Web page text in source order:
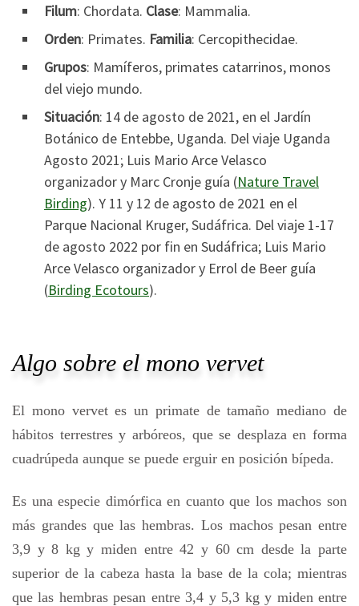
Filum: Chordata. Clase: Mammalia.
Orden: Primates. Familia: Cercopithecidae.
Grupos: Mamíferos, primates catarrinos, monos
del viejo mundo.
Situación: 14 de agosto de 2021, en el Jardín
Botánico de Entebbe, Uganda. Del viaje Uganda
Agosto 2021; Luis Mario Arce Velasco
organizador y Marc Cronje guía (Nature Travel
Birding). Y 11 y 12 de agosto de 2021 en el
Parque Nacional Kruger, Sudáfrica. Del viaje 1-17
de agosto 2022 por fin en Sudáfrica; Luis Mario
Arce Velasco organizador y Errol de Beer guía
(Birding Ecotours).
Algo sobre el mono vervet
El mono vervet es un primate de tamaño mediano de
hábitos terrestres y arbóreos, que se desplaza en forma
cuadrúpeda aunque se puede erguir en posición bípeda.
Es una especie dimórfica en cuanto que los machos son
más grandes que las hembras. Los machos pesan entre
3,9 y 8 kg y miden entre 42 y 60 cm desde la parte
superior de la cabeza hasta la base de la cola; mientras
que las hembras pesan entre 3,4 y 5,3 kg y miden entre